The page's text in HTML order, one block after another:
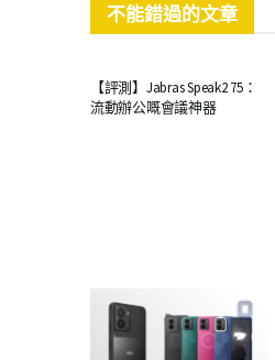
不能錯過的文章
【評測】Jabras Speak2 75：
流動辦公嘅會議神器